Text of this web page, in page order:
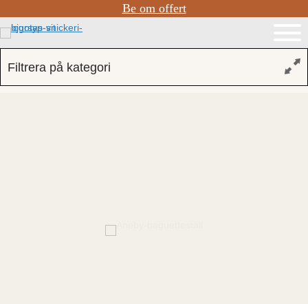
Be om offert
Filtrera på kategori